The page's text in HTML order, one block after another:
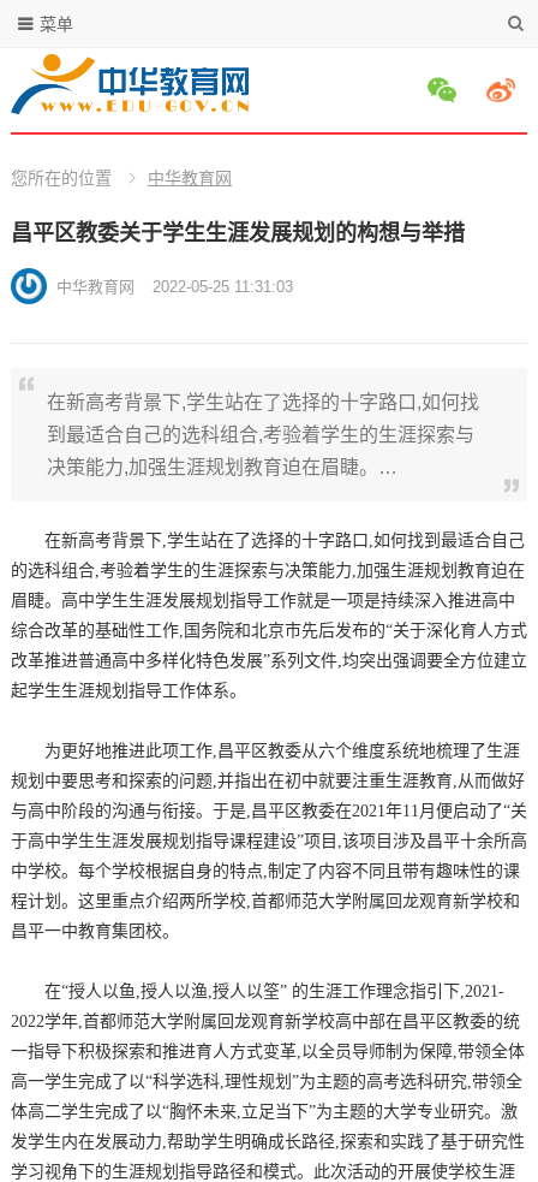
菜单
您所在的位置 中华教育网
昌平区教委关于学生生涯发展规划的构想与举措
中华教育网 2022-05-25 11:31:03
在新高考背景下,学生站在了选择的十字路口,如何找
到最适合自己的选科组合,考验着学生的生涯探索与
决策能力,加强生涯规划教育迫在眉睫。…
在新高考背景下,学生站在了选择的十字路口,如何找到最适合自己
的选科组合,考验着学生的生涯探索与决策能力,加强生涯规划教育迫在
眉睫。高中学生生涯发展规划指导工作就是一项是持续深入推进高中
综合改革的基础性工作,国务院和北京市先后发布的“关于深化育人方式
改革推进普通高中多样化特色发展”系列文件,均突出强调要全方位建立
起学生生涯规划指导工作体系。
为更好地推进此项工作,昌平区教委从六个维度系统地梳理了生涯
规划中要思考和探索的问题,并指出在初中就要注重生涯教育,从而做好
与高中阶段的沟通与衔接。于是,昌平区教委在2021年11月便启动了“关
于高中学生生涯发展规划指导课程建设”项目,该项目涉及昌平十余所高
中学校。每个学校根据自身的特点,制定了内容不同且带有趣味性的课
程计划。这里重点介绍两所学校,首都师范大学附属回龙观育新学校和
昌平一中教育集团校。
在“授人以鱼,授人以渔,授人以筌” 的生涯工作理念指引下,2021-
2022学年,首都师范大学附属回龙观育新学校高中部在昌平区教委的统
一指导下积极探索和推进育人方式变革,以全员导师制为保障,带领全体
高一学生完成了以“科学选科,理性规划”为主题的高考选科研究,带领全
体高二学生完成了以“胸怀未来,立足当下”为主题的大学专业研究。激
发学生内在发展动力,帮助学生明确成长路径,探索和实践了基于研究性
学习视角下的生涯规划指导路径和模式。此次活动的开展使学校生涯